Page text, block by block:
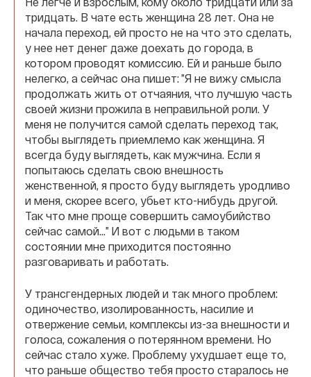
тридцать. В чате есть женщина 28 лет. Она не
начала переход, ей просто не на что это сделать,
у нее нет денег даже доехать до города, в
котором проводят комиссию. Ей и раньше было
нелегко, а сейчас она пишет: ”Я не вижу смысла
продолжать жить от отчаяния, что лучшую часть
своей жизни прожила в неправильной роли. У
меня не получится самой сделать переход так,
чтобы выглядеть приемлемо как женщина. Я
всегда буду выглядеть, как мужчина. Если я
попытаюсь сделать свою внешность
женственной, я просто буду выглядеть уродливо
и меня, скорее всего, убьет кто-нибудь другой.
Так что мне проще совершить самоубийство
сейчас самой…” И вот с людьми в таком
состоянии мне приходится постоянно
разговаривать и работать.
У трансгендерных людей и так много проблем:
одиночество, изолированность, насилие и
отвержение семьи, комплексы из-за внешности и
голоса, сожаления о потерянном времени. Но
сейчас стало хуже. Проблему ухудшает еще то,
что раньше общество тебя просто старалось не